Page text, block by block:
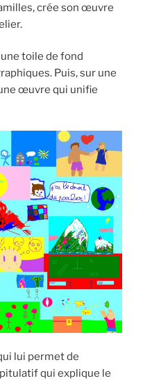
crée son œuvre
toile de fond
Puis, sur une
œuvre qui unifie
lui permet de
qui explique le